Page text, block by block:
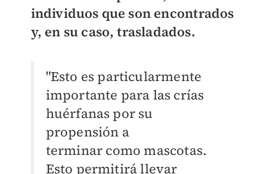
individuos que son encontrados
y, en su caso, trasladados.
"Esto es particularmente
importante para las crías
huérfanas por su
propensión a
terminar como mascotas.
Esto permitirá llevar